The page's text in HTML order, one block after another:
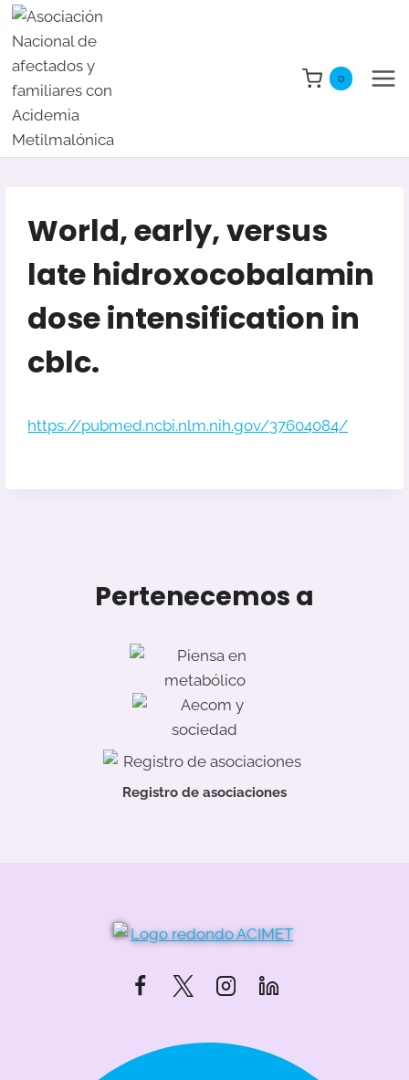
Saltar
contenido
0
World, early, versus
late hidroxocobalamin
dose intensification in
cblc.
https://pubmed.ncbi.nlm.nih.gov/37604084/
Pertenecemos a
Registro de asociaciones